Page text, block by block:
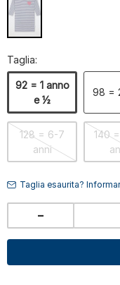
Taglia:
92 = 1 anno
e ½
98 =
128 = 6-7
anni
140
Taglia esaurita?
-